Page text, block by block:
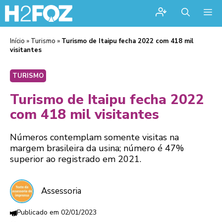
Início » Turismo » Turismo de Itaipu fecha 2022 com 418 mil
visitantes
TURISMO
Turismo de Itaipu fecha 2022
com 418 mil visitantes
Números contemplam somente visitas na
margem brasileira da usina; número é 47%
superior ao registrado em 2021.
Assessoria
02/01/2023